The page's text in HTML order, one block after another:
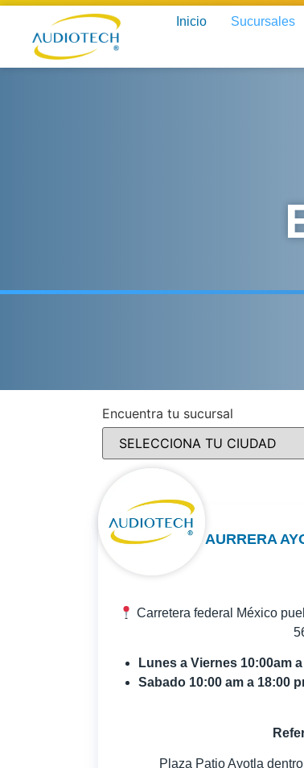
Inicio Sucursales
Encuentra tu sucursal
AURRERA
Carretera federal México
Lunes a Viernes 10:00am
Sabado 10:00 am a 18:00
Plaza Patio Ayotla